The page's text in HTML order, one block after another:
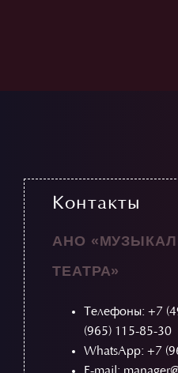
Контакты
АНО
ТЕАТРА»
Телефоны: +7
(965) 115-85-30
WhatsApp: +7